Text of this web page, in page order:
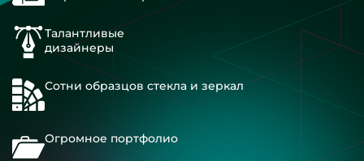
Талантливые
дизайнеры
Сотни образцов стекла и зеркал
Огромное портфолио